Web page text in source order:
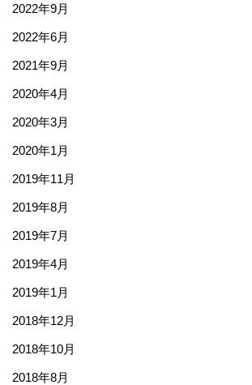
2022年9月
2022年6月
2021年9月
2020年4月
2020年3月
2020年1月
2019年11月
2019年8月
2019年7月
2019年4月
2019年1月
2018年12月
2018年10月
2018年8月